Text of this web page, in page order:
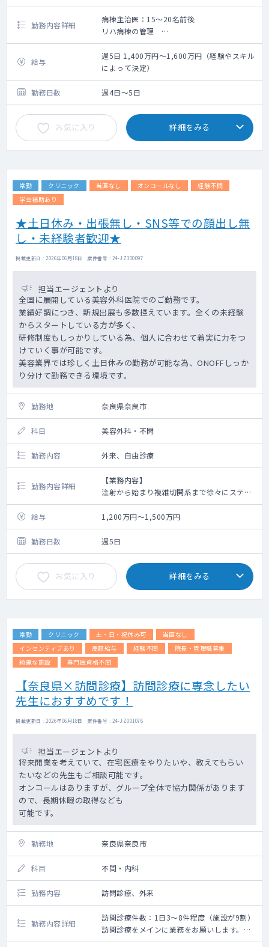
勤務内容詳細
病棟主治医：15～20名前後
リハ病棟の管理
受け持ち：15名～20名程度
給与
週5日 1,400万円～1,600万円（経験やスキル
によって決定）
勤務日数 週4日～5日
お気に入り 詳細をみる
常勤 クリニック 当直なし オンコールなし
経験不問
学会補助あり
★土日休み・出張無し・SNS等での顔出し無
し・未経験者歓迎★
掲載更新日 : 2026年06月18日 案件番号 : 24-JZ300097
担当エージェントより
全国に展開している美容外科医院でのご勤務です。
業績好調につき、新規出展も多数控えています。全くの未経験
からスタートしている方が多く、
研修制度もしっかりしている為、個人に合わせて着実に力をつ
けていく事が可能です。
美容業界では珍しく土日休みの勤務が可能な為、ONOFFしっか
り分けて勤務できる環境です。
勤務地 奈良県奈良市
科目 美容外科・不問
勤務内容 外来、自由診療
勤務内容詳細
【業務内容】
注射から始まり複雑切開系まで徐々にステッ
プアップしていきます。
骨を削るような大掛かりなオペまでは実施し
ていません。
現状では下肢静脈瘤治療はほとんど行ってお
りません。
給与 1,200万円～1,500万円
勤務日数 週5日
お気に入り 詳細をみる
常勤 クリニック 土・日・祝休み可
当直なし
インセンティブあり
高額給与 経験不問
院長・管理職募集
綺麗な施設
専門医資格不問
【奈良県×訪問診療】訪問診療に専念したい
先生におすすめです！
掲載更新日 : 2026年06月18日 案件番号 : 24-JZ001076
担当エージェントより
将来開業を考えていて、在宅医療をやりたいや、教えてもらい
たいなどの先生もご相談可能です。
オンコールはありますが、グループ全体で協力関係があります
ので、長期休暇の取得なども
可能です。
勤務地 奈良県奈良市
科目 不問・内科
勤務内容 訪問診療、外来
勤務内容詳細
訪問診療件数：1日3～8件程度（施設が9割）
訪問診療をメインに業務をお願いします。
一部外来もご対応いただきたいです。